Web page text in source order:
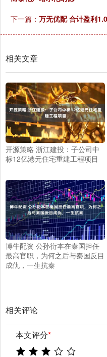
下一篇： 万无优配 合计盈利
相关文章
开源策略 浙江建投：子公司中
标12亿港元住宅重建工程项目
博牛配资 公孙衍本在秦国担任
最高官职，为何之后与秦国反目
成仇，一生抗秦
相关评论
本文评分*